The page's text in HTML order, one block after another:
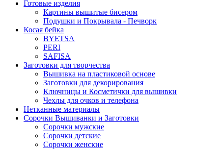
Готовые изделия
Картины вышитые бисером
Подушки и Покрывала - Печворк
Косая бейка
BYETSA
PERI
SAFISA
Заготовки для творчества
Вышивка на пластиковой основе
Заготовки для декорирования
Ключницы и Косметички для вышивки
Чехлы для очков и телефона
Нетканные материалы
Сорочки Вышиванки и Заготовки
Cорочки мужские
Сорочки детские
Сорочки женские